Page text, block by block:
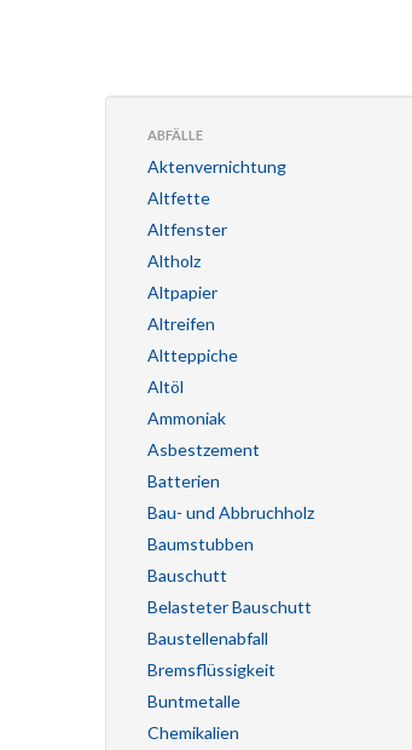
ABFÄLLE
Aktenvernichtung
Altfette
Altfenster
Altholz
Altpapier
Altreifen
Altteppiche
Altöl
Ammoniak
Asbestzement
Batterien
Bau- und Abbruchholz
Baumstubben
Bauschutt
Belasteter Bauschutt
Baustellenabfall
Bremsflüssigkeit
Buntmetalle
Chemikalien